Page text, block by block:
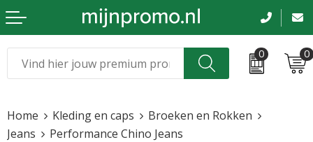
0 0
Kleding & caps
Sinterklaas
Home Kleding en caps
Broeken en Rokken
Jeans
Performance Chino Jeans